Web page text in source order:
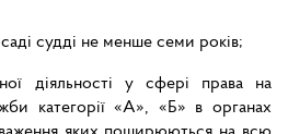
судді не менше семи років;
діяльності у сфері права на
категорії «А», «Б» в органах